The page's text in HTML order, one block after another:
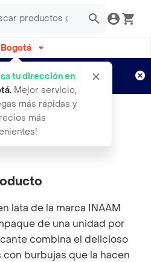
Bogotá
tu dirección en
. Mejor servicio,
más rápidas y
más
por semanas
Aplican TyC
lata de la marca INAAM
de una unidad por
combina el delicioso
burbujas que la hacen